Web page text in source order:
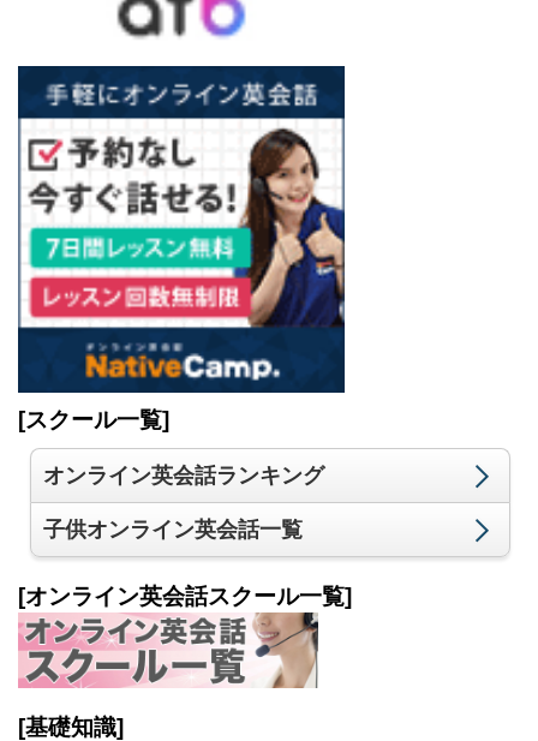
[スクール一覧]
オンライン英会話ランキング
子供オンライン英会話一覧
[オンライン英会話スクール一覧]
[基礎知識]